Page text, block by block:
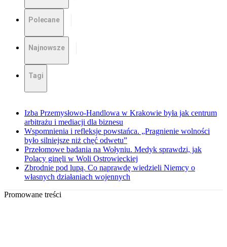
Polecane
Najnowsze
Tagi
Izba Przemysłowo-Handlowa w Krakowie była jak centrum
arbitrażu i mediacji dla biznesu
Wspomnienia i refleksje powstańca. „Pragnienie wolności
było silniejsze niż chęć odwetu”
Przełomowe badania na Wołyniu. Medyk sprawdzi, jak
Polacy ginęli w Woli Ostrowieckiej
Zbrodnie pod lupą. Co naprawdę wiedzieli Niemcy o
własnych działaniach wojennych
Promowane treści